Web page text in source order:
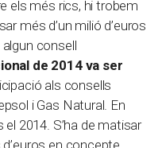
els més rics, hi trobem
més d’un milió d’euros
consell
de 2014 va ser
als consells
i Gas Natural. En
2014. S’ha de matisar